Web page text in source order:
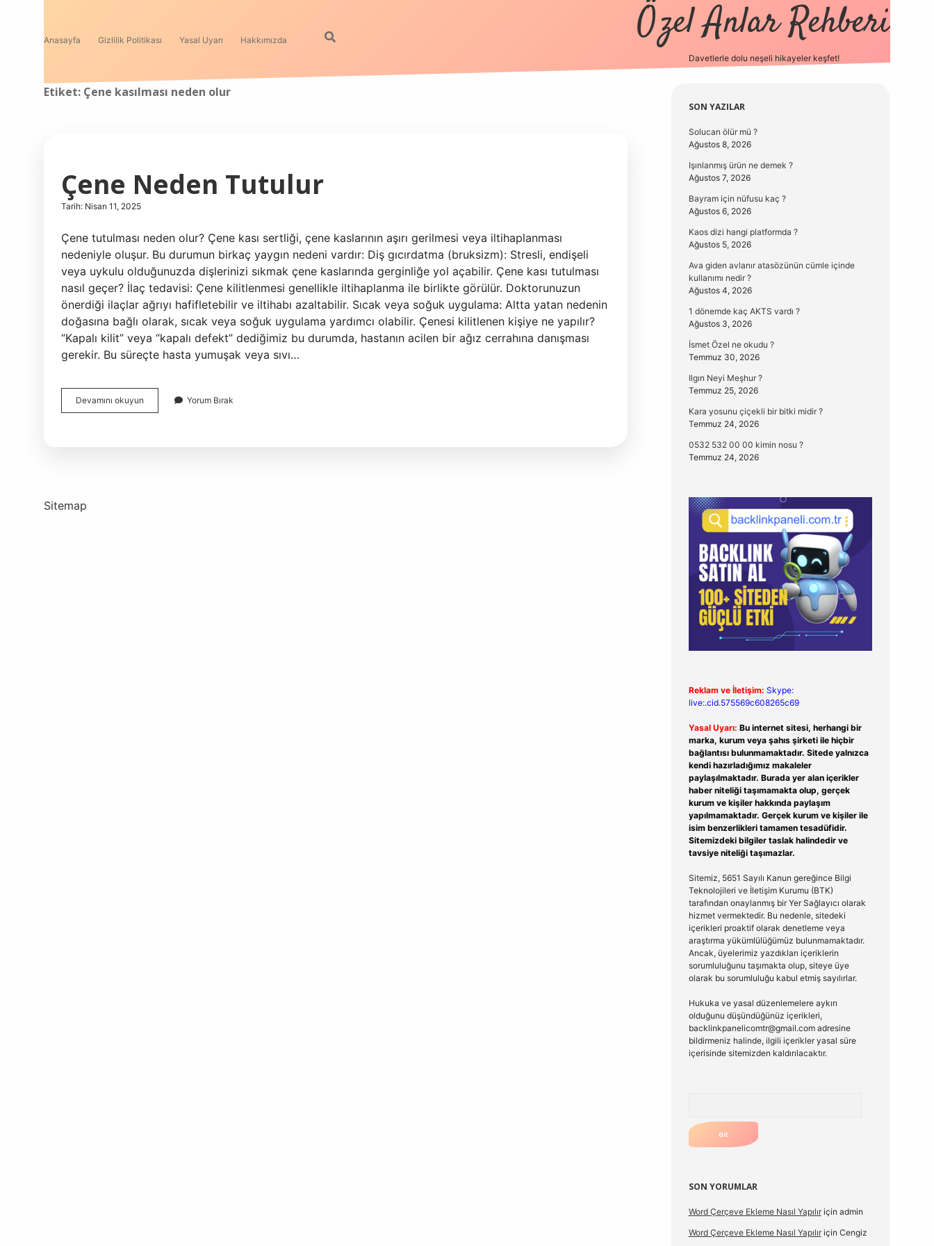
Anasayfa Gizlilik Politikası Yasal Uyarı Hakkımızda Özel Anlar Rehberi
Davetlerle dolu neşeli hikayeler keşfet!
Etiket: Çene kasılması neden olur
Çene Neden Tutulur
Tarih: Nisan 11, 2025
Çene tutulması neden olur? Çene kası sertliği, çene kaslarının aşırı gerilmesi veya iltihaplanması
nedeniyle oluşur. Bu durumun birkaç yaygın nedeni vardır: Diş gıcırdatma (bruksizm): Stresli, endişeli
veya uykulu olduğunuzda dişlerinizi sıkmak çene kaslarında gerginliğe yol açabilir. Çene kası tutulması
nasıl geçer? İlaç tedavisi: Çene kilitlenmesi genellikle iltihaplanma ile birlikte görülür. Doktorunuzun
önerdiği ilaçlar ağrıyı hafifletebilir ve iltihabı azaltabilir. Sıcak veya soğuk uygulama: Altta yatan nedenin
doğasına bağlı olarak, sıcak veya soğuk uygulama yardımcı olabilir. Çenesi kilitlenen kişiye ne yapılır?
“Kapalı kilit” veya “kapalı defekt” dediğimiz bu durumda, hastanın acilen bir ağız cerrahına danışması
gerekir. Bu süreçte hasta yumuşak veya sıvı…
Devamını okuyun
Neden
Yorum Bırak
Sitemap
Sidebar
SON YAZILAR
Solucan ölür mü ?
Ağustos 8, 2026
Işınlanmış ürün ne demek ?
Ağustos 7, 2026
Bayram için nüfusu kaç ?
Ağustos 6, 2026
Kaos dizi hangi platformda ?
Ağustos 5, 2026
Ava giden avlanır atasözünün cümle içinde
kullanımı nedir ?
Ağustos 4, 2026
1 dönemde kaç AKTS vardı ?
Ağustos 3, 2026
İsmet Özel ne okudu ?
Temmuz 30, 2026
Ilgın Neyi Meşhur ?
Temmuz 25, 2026
Kara yosunu çiçekli bir bitki midir ?
Temmuz 24, 2026
0532 532 00 00 kimin nosu ?
Temmuz 24, 2026
Reklam ve İletişim: Skype:
live:.cid.575569c608265c69
Yasal Uyarı: Bu internet sitesi, herhangi bir
marka, kurum veya şahıs şirketi ile hiçbir
bağlantısı bulunmamaktadır. Sitede yalnızca
kendi hazırladığımız makaleler
paylaşılmaktadır. Burada yer alan içerikler
haber niteliği taşımamakta olup, gerçek
kurum ve kişiler hakkında paylaşım
yapılmamaktadır. Gerçek kurum ve kişiler ile
isim benzerlikleri tamamen tesadüfidir.
Sitemizdeki bilgiler taslak halindedir ve
tavsiye niteliği taşımazlar.
Sitemiz, 5651 Sayılı Kanun gereğince Bilgi
Teknolojileri ve İletişim Kurumu (BTK)
tarafından onaylanmış bir Yer Sağlayıcı olarak
hizmet vermektedir. Bu nedenle, sitedeki
içerikleri proaktif olarak denetleme veya
araştırma yükümlülüğümüz bulunmamaktadır.
Ancak, üyelerimiz yazdıkları içeriklerin
sorumluluğunu taşımakta olup, siteye üye
olarak bu sorumluluğu kabul etmiş sayılırlar.
Hukuka ve yasal düzenlemelere aykırı
olduğunu düşündüğünüz içerikleri,
backlinkpanelicomtr@gmail.comadresine
bildirmeniz halinde, ilgili içerikler yasal süre
içerisinde sitemizden kaldırılacaktır.
SON YORUMLAR
Word Çerçeve Ekleme Nasıl Yapılıriçin admin
Word Çerçeve Ekleme Nasıl Yapılıriçin Cengiz